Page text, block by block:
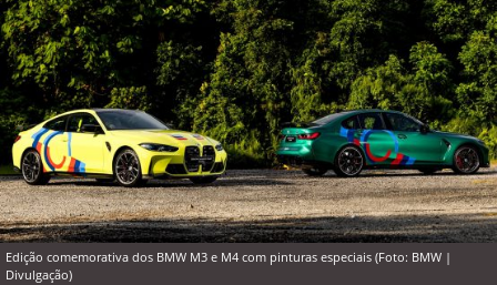
Edição comemorativa dos BMW M3 e M4 com pinturas especiais (Foto: BMW |
Divulgação)